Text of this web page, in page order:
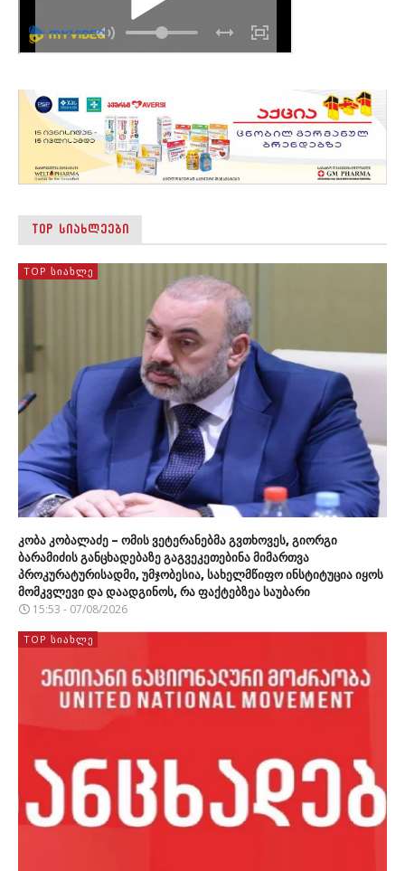
TOP ᲡᲘᲐᲮᲚᲔᲔᲑᲘ
TOP ᲡᲘᲐᲮᲚᲔ
კობა კობალაძე – ომის ვეტერანებმა გვთხოვეს, გიორგი
ბარამიძის განცხადებაზე გაგვეკეთებინა მიმართვა
პროკურატურისადმი, უმჯობესია, სახელმწიფო ინსტიტუცია იყოს
მომკვლევი და დაადგინოს, რა ფაქტებზეა საუბარი
15:53 - 07/08/2026
TOP ᲡᲘᲐᲮᲚᲔ